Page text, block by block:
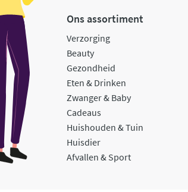
Ons assortiment
Verzorging
Beauty
Gezondheid
Eten & Drinken
Zwanger & Baby
Cadeaus
Huishouden & Tuin
Huisdier
Afvallen & Sport